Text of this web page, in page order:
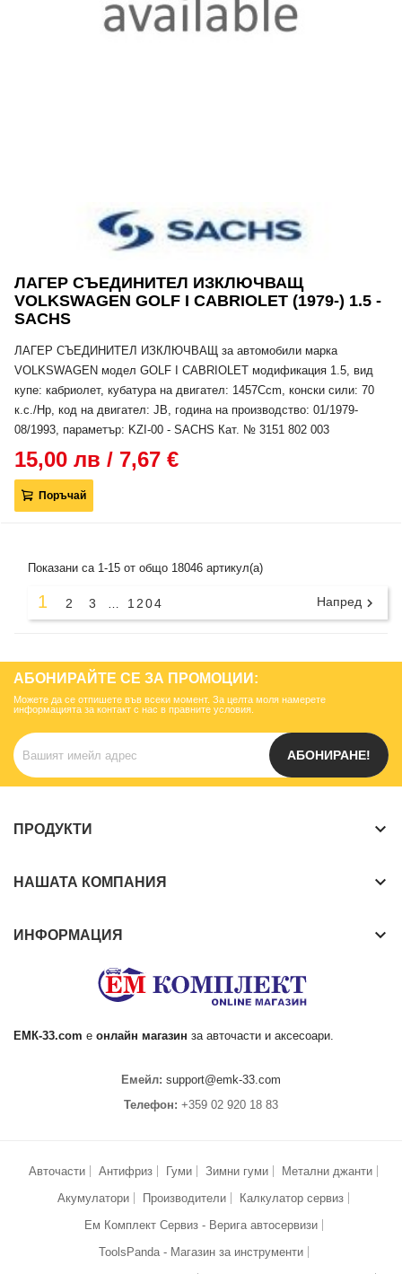
ЛАГЕР СЪЕДИНИТЕЛ ИЗКЛЮЧВАЩ
VOLKSWAGEN GOLF I CABRIOLET (1979-) 1.5 -
SACHS
ЛАГЕР СЪЕДИНИТЕЛ ИЗКЛЮЧВАЩ за автомобили марка
VOLKSWAGEN модел GOLF I CABRIOLET модификация 1.5, вид
купе: кабриолет, кубатура на двигател: 1457Ccm, конски сили: 70
к.с./Hp, код на двигател: JB, година на производство: 01/1979-
08/1993, параметър: KZI-00 - SACHS Кат. № 3151 802 003
15,00 лв / 7,67 €
Поръчай
Показани са 1-15 от общо 18046 артикул(а)
1 2 3 … 1204 Напред 
АБОНИРАЙТЕ СЕ ЗА ПРОМОЦИИ:
Можете да се отпишете във всеки момент. За целта моля намерете
информацията за контакт с нас в правните условия.
АБОНИРАНЕ!
ПРОДУКТИ keyboard_arrow_down
НАШАТА КОМПАНИЯ keyboard_arrow_down
ИНФОРМАЦИЯ keyboard_arrow_down
ЕМК-33.com е онлайн магазин за авточасти и аксесоари.
Емейл: support@emk-33.com
Телефон: +359 02 920 18 83
Авточасти Антифриз Гуми Зимни гуми
Метални джанти
Акумулатори
Производители
Калкулатор сервиз
Ем Комплект Сервиз - Верига автосервизи
ToolsPanda - Магазин за инструменти